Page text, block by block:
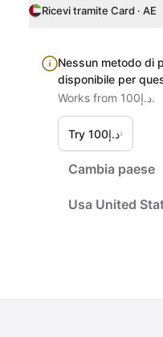
Ricevi tramite Card · AE
Nessun metodo di
disponibile per
Works from د.إ100.
Try د.إ100›
Cambia paese
Usa United